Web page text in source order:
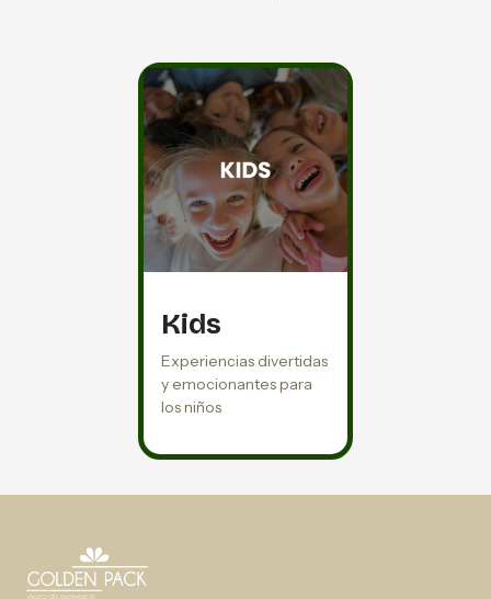
Kids
Experiencias divertidas
y emocionantes para
los niños